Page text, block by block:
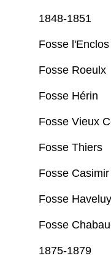
1848-1851
Fosse l'Enclos
Fosse Roeulx
Fosse Hérin
Fosse Vieux
Fosse Thiers
Fosse
Fosse Haveluy
Fosse
1875-1879